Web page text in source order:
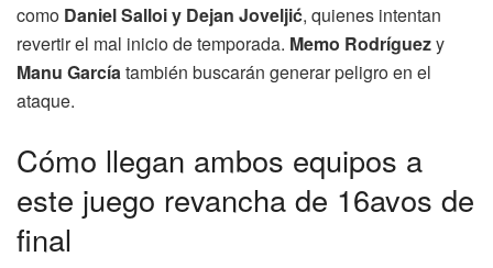
como Daniel Salloi y Dejan Joveljić, quienes intentan
revertir el mal inicio de temporada. Memo Rodríguezy
Manu Garcíatambién buscarán generar peligro en el
ataque.
Cómo llegan ambos equipos a
este juego revancha de 16avos de
final